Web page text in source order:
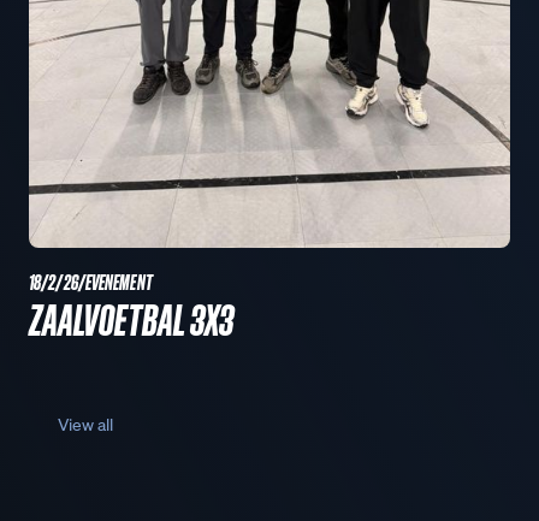
18/2/26/EVENEMENT
ZAALVOETBAL 3X3
View all